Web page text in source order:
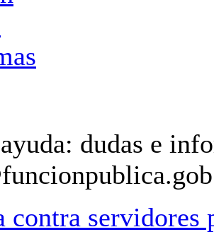
dudas e
contra servidores